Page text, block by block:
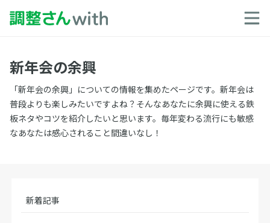
新年会の余興
「新年会の余興」についての情報を集めたページです。新年会は
普段よりも楽しみたいですよね？そんなあなたに余興に使える鉄
板ネタやコツを紹介したいと思います。毎年変わる流行にも敏感
なあなたは感心されること間違いなし！
新着記事